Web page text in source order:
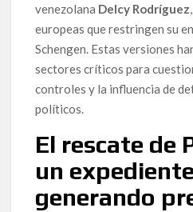
venezolana Delcy Rodríguez
europeas que restringen su
Schengen. Estas versiones
sectores críticos para
controles y la influencia de
políticos.
El rescate de
un
generando